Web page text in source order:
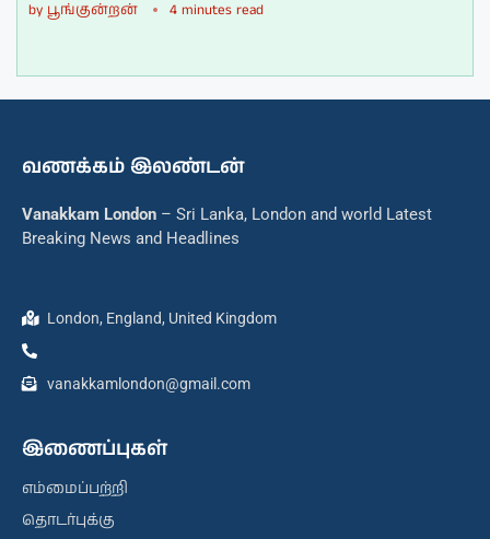
by பூங்குன்றன் 4 minutes read
வணக்கம் இலண்டன்
Vanakkam London – Sri Lanka, London and world Latest
Breaking News and Headlines
London, England, United Kingdom
vanakkamlondon@gmail.com
இணைப்புகள்
எம்மைப்பற்றி
தொடர்புக்கு